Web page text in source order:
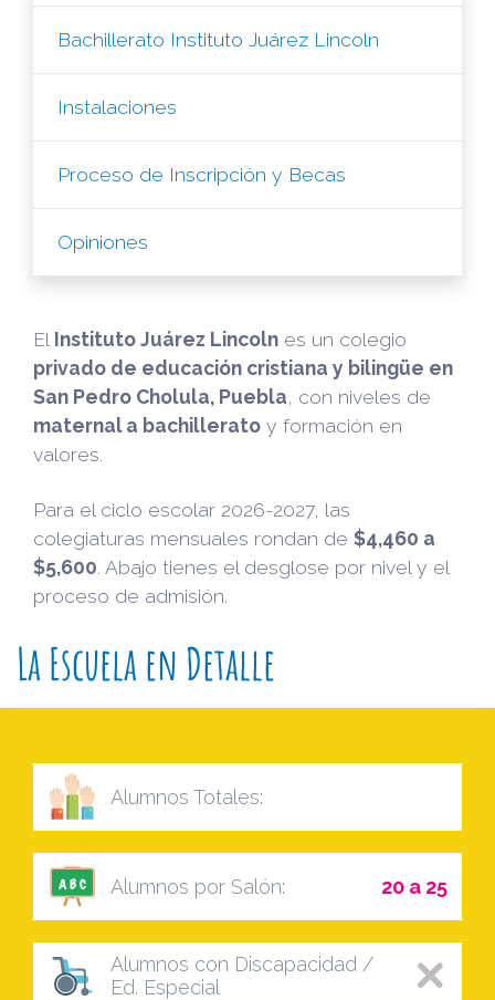
Bachillerato Instituto Juárez Lincoln
Instalaciones
Proceso de Inscripción y Becas
Opiniones
El Instituto Juárez Lincoln es un colegio
privado de educación cristiana y bilingüe en
San Pedro Cholula, Puebla , con niveles de
maternal a bachillerato y formación en
valores.
Para el ciclo escolar 2026-2027, las
colegiaturas mensuales rondan de $4,460 a
$5,600 . Abajo tienes el desglose por nivel y el
proceso de admisión.
La Escuela en Detalle
Alumnos Totales:
Alumnos por Salón: 20 a 25
Alumnos con Discapacidad /
Ed. Especial